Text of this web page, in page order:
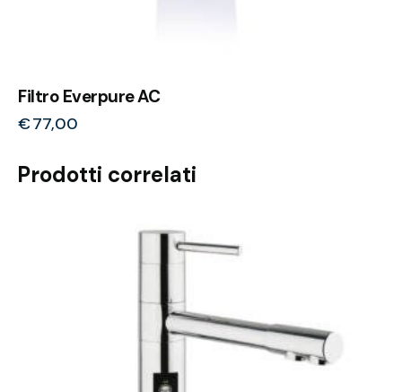
Filtro Everpure AC
€77,00
Prodotti correlati